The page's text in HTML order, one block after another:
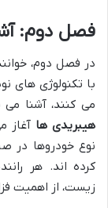
فصل دوم:
در فصل دوم،
با تکنولوژی
می کنند، آشنا
هیبریدی ها آغاز
نوع خودروها در
کرده اند. هر
زیست، از اهمیت